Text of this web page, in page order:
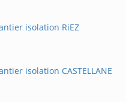
isolation RiEZ
isolation CASTELLANE